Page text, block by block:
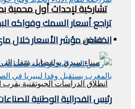
تشاركية لإحداث أول محمية
اقتصاد
تراجع أسعار السمك وفواكه
انخفاض مؤشر الأسعار خلال ماي